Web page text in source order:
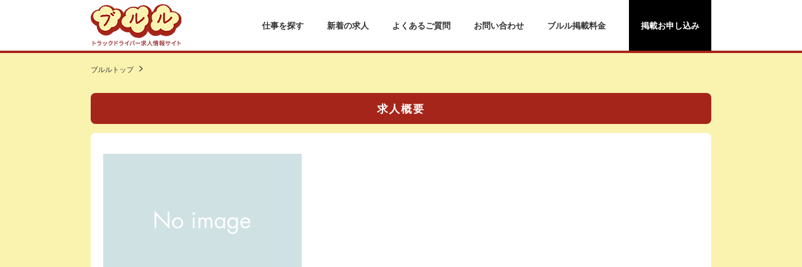
仕事を探す 新着の求人 よくあるご質問 お問い合わせ ブルル掲載料金 掲載お申し込み
ブルルトップ
求人概要